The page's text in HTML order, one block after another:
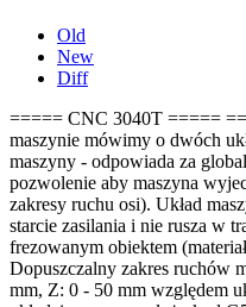
Old
New
Diff
===== CNC 3040T =====
maszynie mówimy o dwóch
maszyny - odpowiada za
pozwolenie aby maszyna
zakresy ruchu osi). Układ
starcie zasilania i nie rusza w
frezowanym obiektem
Dopuszczalny zakres ruchów
mm, Z: 0 - 50 mm względem